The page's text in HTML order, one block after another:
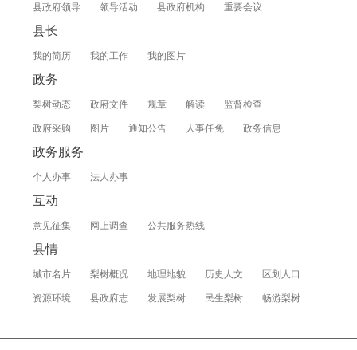
县政府领导 领导活动 县政府机构 重要会议
县长
我的简历 我的工作 我的图片
政务
梨树动态 政府文件 规章 解读 监督检查
政府采购 图片 通知公告 人事任免 政务信息
政务服务
个人办事 法人办事
互动
意见征集 网上调查 公共服务热线
县情
城市名片 梨树概况 地理地貌 历史人文 区划人口
资源环境 县政府志 发展梨树 民生梨树 畅游梨树